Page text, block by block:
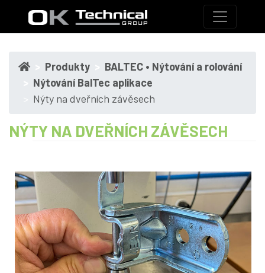
Produkty
BALTEC • Nýtování a rolování
Nýtování BalTec aplikace
Nýty na dveřních závěsech
NÝTY NA DVEŘNÍCH ZÁVĚSECH